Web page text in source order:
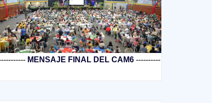
MENSAJE FINAL DEL CAM6 ----------